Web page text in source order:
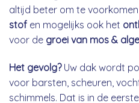
altijd beter om te
stof en mogelijks ook het
voor de groei van mos &
Het gevolg?Uw dak wordt
voor barsten, scheuren,
schimmels. Dat is in de